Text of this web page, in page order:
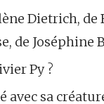
Dietrich, de
de Joséphine
Py ?
avec sa